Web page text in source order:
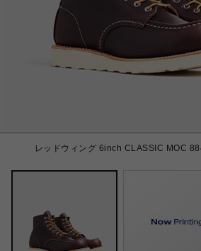
レッドウィング 6inch CLASSIC MOC